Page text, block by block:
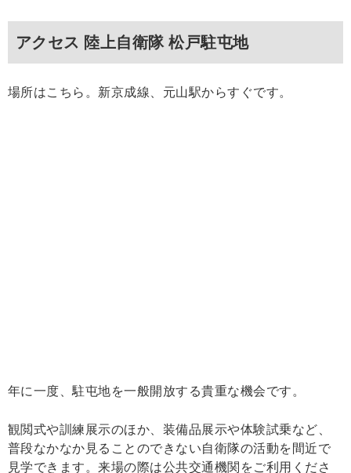
アクセス 陸上自衛隊 松戸駐屯地
場所はこちら。新京成線、元山駅からすぐです。
年に一度、駐屯地を一般開放する貴重な機会です。
観閲式や訓練展示のほか、装備品展示や体験試乗など、
普段なかなか見ることのできない自衛隊の活動を間近で
見学できます。来場の際は公共交通機関をご利用くださ